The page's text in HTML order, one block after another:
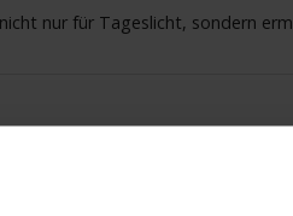
nur für Tageslicht, sondern